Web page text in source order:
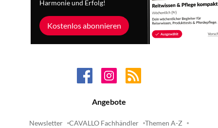
Harmonie und Erfolg!
Kostenlos abonnieren
Angebote
Newsletter CAVALLO Fachhändler Themen A-Z